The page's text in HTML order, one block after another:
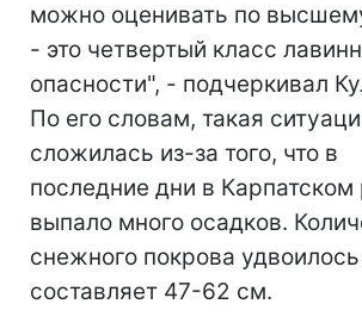
можно оценивать по
- это четвертый класс
опасности", - подчеркивал
По его словам, такая
сложилась из-за того, что в
последние дни в Карпатском
выпало много осадков.
снежного покрова
составляет 47-62 см.